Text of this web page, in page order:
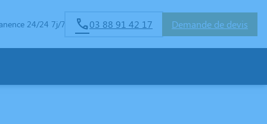
24/24 7j/7 03 88 91 42 17 Demande de devis